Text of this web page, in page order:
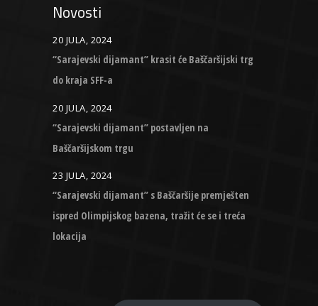
Novosti
20 JULA, 2024
“Sarajevski dijamant” krasit će Baščaršijski trg
do kraja SFF-a
20 JULA, 2024
“Sarajevski dijamant” postavljen na
Baščaršijskom trgu
23 JULA, 2024
“Sarajevski dijamant” s Baščaršije premješten
ispred Olimpijskog bazena, tražit će se i treća
lokacija